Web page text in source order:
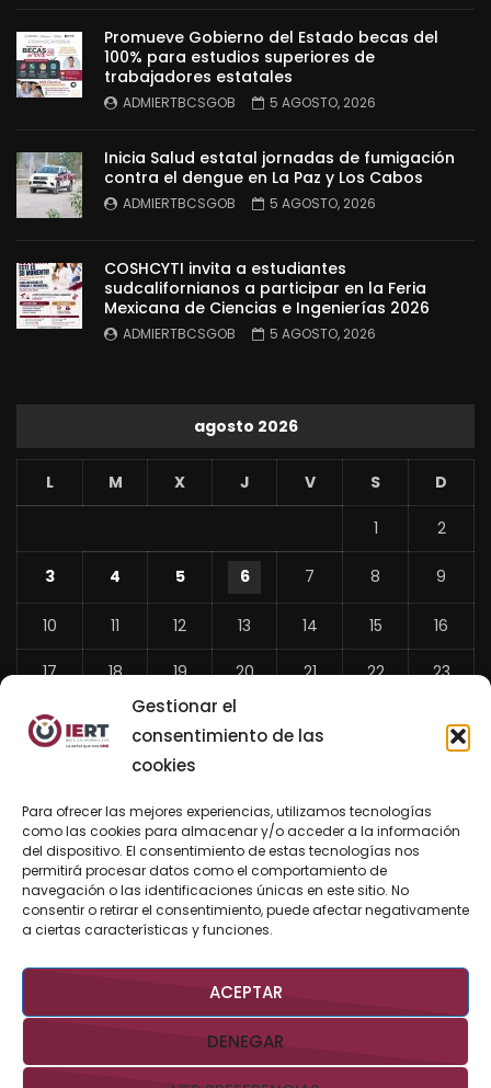
Gestionar el
consentimiento de las
cookies
Para ofrecer las mejores experiencias, utilizamos tecnologías
como las cookies para almacenar y/o acceder a la información
del dispositivo. El consentimiento de estas tecnologías nos
permitirá procesar datos como el comportamiento de
navegación o las identificaciones únicas en este sitio. No
consentir o retirar el consentimiento, puede afectar negativamente
a ciertas características y funciones.
ACEPTAR
DENEGAR
Promueve Gobierno del Estado becas del
100% para estudios superiores de
trabajadores estatales
ADMIERTBCSGOB 5 AGOSTO, 2026
Inicia Salud estatal jornadas de fumigación
contra el dengue en La Paz y Los Cabos
ADMIERTBCSGOB 5 AGOSTO, 2026
COSHCYTI invita a estudiantes
sudcalifornianos a participar en la Feria
Mexicana de Ciencias e Ingenierías 2026
ADMIERTBCSGOB 5 AGOSTO, 2026
agosto 2026
L M X J V S D
1 2
3 4 5 6 7 8 9
10 11 12 13 14 15 16
17 18 19 20 21 22 23
24 26 27
«
Jul
BUSCAR AHORA